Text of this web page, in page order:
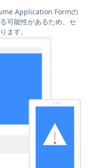
Application Formの
可能性があるため、セ
ます。